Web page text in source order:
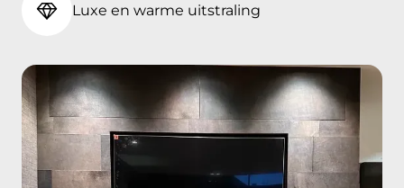
Luxe en warme uitstraling